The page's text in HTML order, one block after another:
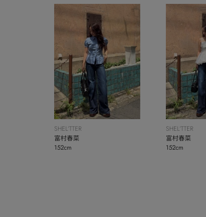
SHEL’TTER
富村春菜
152cm
SHEL’TTER
富村春菜
152cm